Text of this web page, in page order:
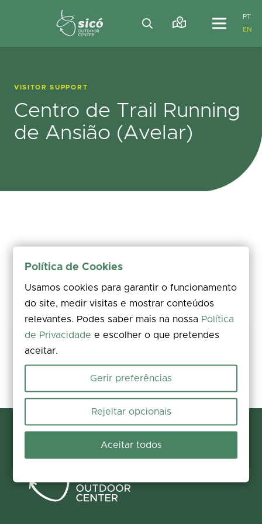
PT
EN
VISITOR SUPPORT
Centro de Trail Running
de Ansião (Avelar)
Share your experience
Participate now
Política de Cookies
Usamos cookies para garantir o funcionamento
do site, medir visitas e mostrar conteúdos
relevantes. Podes saber mais na nossa Política
de Privacidade e escolher o que pretendes
aceitar.
Gerir preferências
Rejeitar opcionais
Aceitar todos